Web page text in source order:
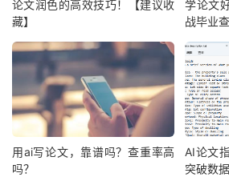
论文润色的高效技巧！【建议收
藏】
学论文
战毕业
用ai写论文，靠谱吗？查重率高
吗？
AI论文
突破数